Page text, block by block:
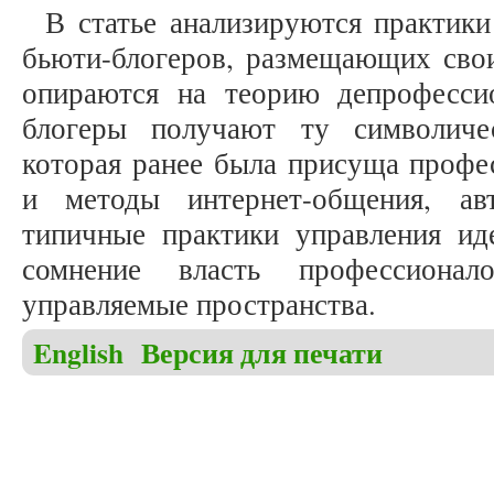
В статье анализируются
бьюти-блогеров, размещающих
опираются на теорию
блогеры получают ту
которая ранее была присуща
и методы интернет-общения,
типичные практики управления
сомнение власть
управляемые пространства.
English Версия для печати